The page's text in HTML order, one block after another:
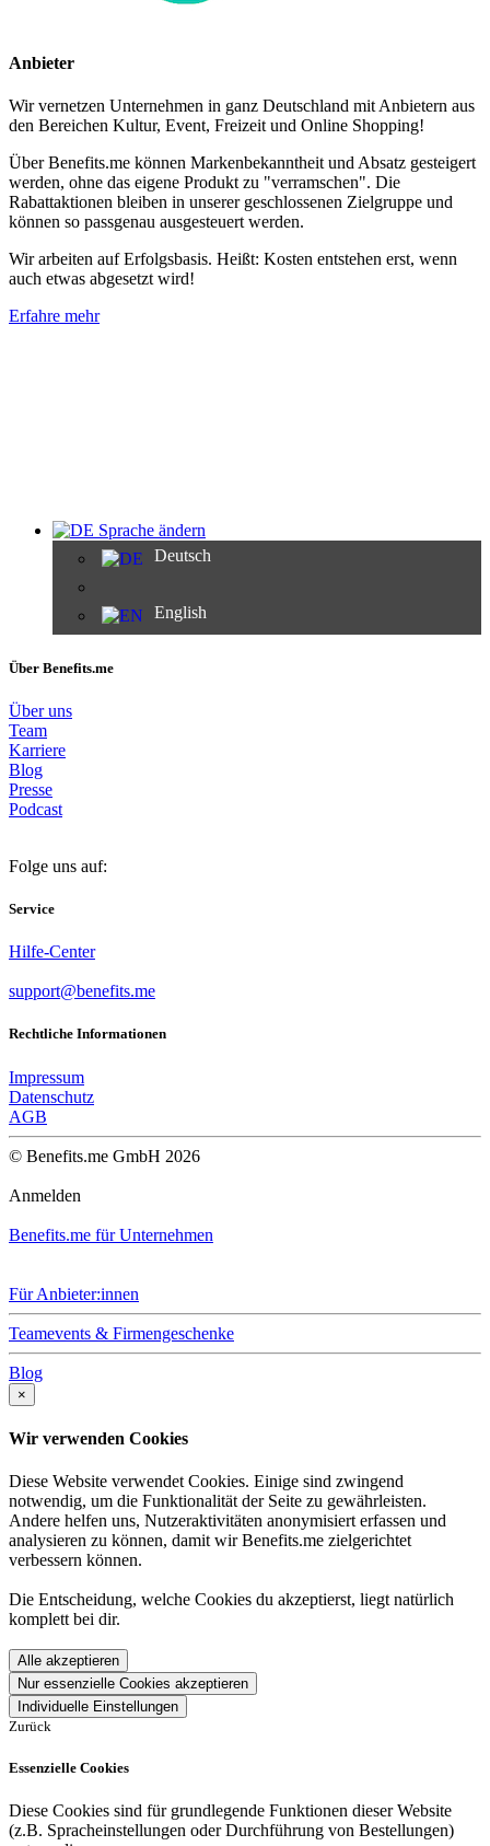
Anbieter
Wir vernetzen Unternehmen in ganz Deutschland mit Anbietern aus
den Bereichen Kultur, Event, Freizeit und Online Shopping!
Über Benefits.me können Markenbekanntheit und Absatz gesteigert
werden, ohne das eigene Produkt zu "verramschen". Die
Rabattaktionen bleiben in unserer geschlossenen Zielgruppe und
können so passgenau ausgesteuert werden.
Wir arbeiten auf Erfolgsbasis. Heißt: Kosten entstehen erst, wenn
auch etwas abgesetzt wird!
Erfahre mehr
Sprache ändern
Deutsch
English
Über Benefits.me
Über uns
Team
Karriere
Blog
Presse
Podcast
Folge uns auf:
Service
Hilfe-Center
support@benefits.me
Rechtliche Informationen
Impressum
Datenschutz
AGB
© Benefits.me GmbH 2026
Anmelden
Benefits.me für Unternehmen
Für Anbieter:innen
Teamevents & Firmengeschenke
Blog
×
Wir verwenden Cookies
Diese Website verwendet Cookies. Einige sind zwingend
notwendig, um die Funktionalität der Seite zu gewährleisten.
Andere helfen uns, Nutzeraktivitäten anonymisiert erfassen und
analysieren zu können, damit wir Benefits.me zielgerichtet
verbessern können.
Die Entscheidung, welche Cookies du akzeptierst, liegt natürlich
komplett bei dir.
Alle akzeptieren
Nur essenzielle Cookies akzeptieren
Individuelle Einstellungen
Zurück
Essenzielle Cookies
Diese Cookies sind für grundlegende Funktionen dieser Website
(z.B. Spracheinstellungen oder Durchführung von Bestellungen)